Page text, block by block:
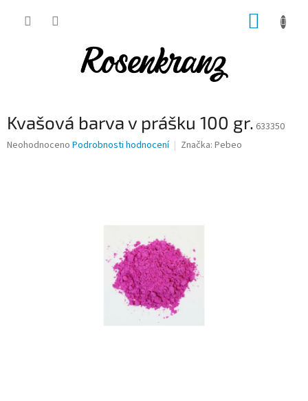
Kvašová barva v prášku 100 gr. 633350
Průměrné
Neohodnoceno Podrobnosti hodnocení Značka: Pebeo